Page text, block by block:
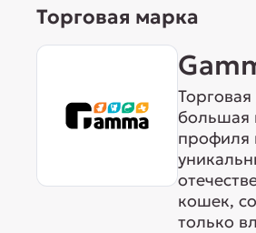
Торговая марка
большая
профиля
кошек,
только